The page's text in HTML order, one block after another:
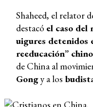
Shaheed, el relator
destacó el caso del
uigures detenidos
reeducación”
de China al
Gongy a los